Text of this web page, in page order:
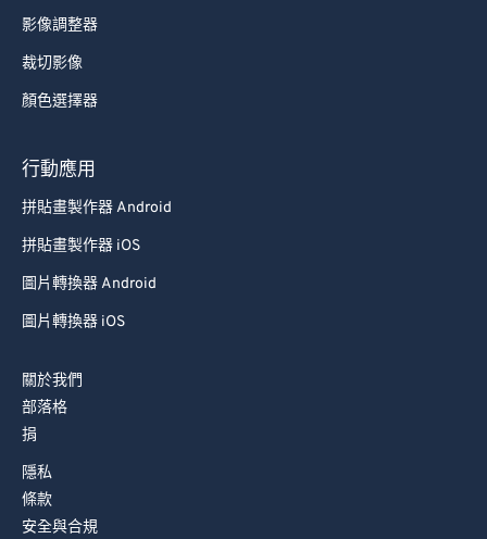
影像調整器
裁切影像
顏色選擇器
行動應用
拼貼畫製作器 Android
拼貼畫製作器 iOS
圖片轉換器 Android
圖片轉換器 iOS
關於我們
部落格
捐
隱私
條款
安全與合規